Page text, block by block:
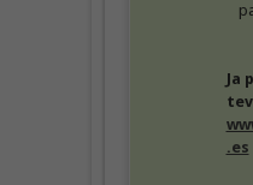
Ja
.es